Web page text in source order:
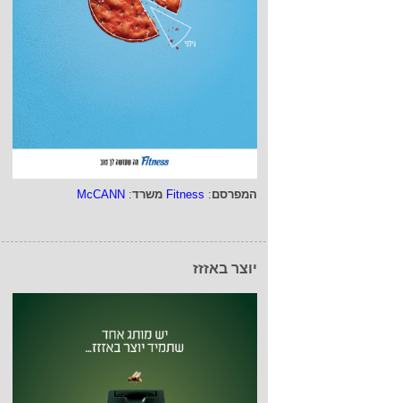
המפרסם:
Fitness משרד:
McCANN
יוצר באזזז